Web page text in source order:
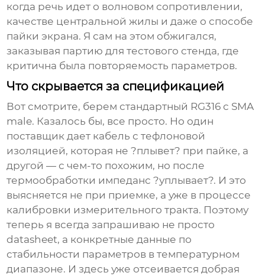
когда речь идет о волновом сопротивлении,
качестве центральной жилы и даже о способе
пайки экрана. Я сам на этом обжигался,
заказывая партию для тестового стенда, где
критична была повторяемость параметров.
Что скрывается за спецификацией
Вот смотрите, берем стандартный RG316 с SMA
male. Казалось бы, все просто. Но один
поставщик дает кабель с тефлоновой
изоляцией, которая не ?плывет? при пайке, а
другой — с чем-то похожим, но после
термообработки импеданс ?уплывает?. И это
выясняется не при приемке, а уже в процессе
калибровки измерительного тракта. Поэтому
теперь я всегда запрашиваю не просто
datasheet, а конкретные данные по
стабильности параметров в температурном
диапазоне. И здесь уже отсеивается добрая